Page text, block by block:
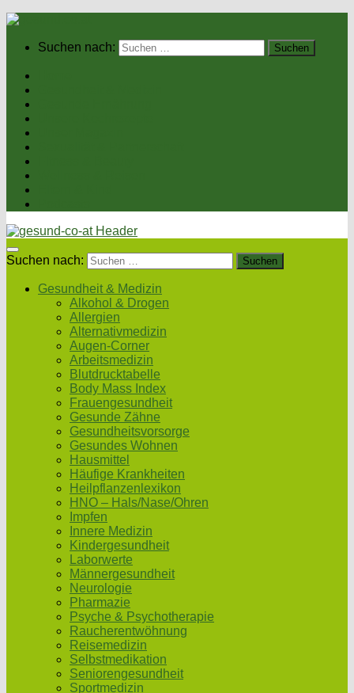
Suchen nach:
Suchen nach:
Gesundheit & Medizin
Alkohol & Drogen
Allergien
Alternativmedizin
Augen-Corner
Arbeitsmedizin
Blutdrucktabelle
Body Mass Index
Frauengesundheit
Gesunde Zähne
Gesundheitsvorsorge
Gesundes Wohnen
Hausmittel
Häufige Krankheiten
Heilpflanzenlexikon
HNO – Hals/Nase/Ohren
Impfen
Innere Medizin
Kindergesundheit
Laborwerte
Männergesundheit
Neurologie
Pharmazie
Psyche & Psychotherapie
Raucherentwöhnung
Reisemedizin
Selbstmedikation
Seniorengesundheit
Sportmedizin